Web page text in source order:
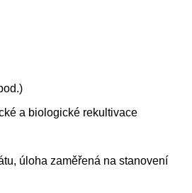
a biologické rekultivace
úloha zaměřená na stanovení